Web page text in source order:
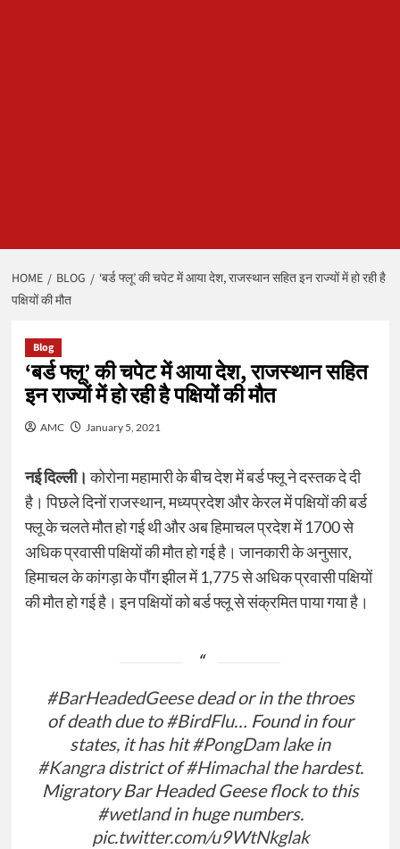
HOME BLOG
‘बर्ड फ्लू’ की चपेट में आया देश, राजस्थान सहित इन राज्यों में हो रही है
पक्षियों की मौत
Blog
‘बर्ड फ्लू’ की चपेट में आया देश, राजस्थान सहित
इन राज्यों में हो रही है पक्षियों की मौत
AMC January 5, 2021
नई दिल्ली। कोरोना महामारी के बीच देश में बर्ड फ्लू ने दस्तक दे दी
है। पिछले दिनों राजस्थान, मध्यप्रदेश और केरल में पक्षियों की बर्ड
फ्लू के चलते मौत हो गई थी और अब हिमाचल प्रदेश में 1700 से
अधिक प्रवासी पक्षियों की मौत हो गई है। जानकारी के अनुसार,
हिमाचल के कांगड़ा के पौंग झील में 1,775 से अधिक प्रवासी पक्षियों
की मौत हो गई है। इन पक्षियों को बर्ड फ्लू से संक्रमित पाया गया है।
#BarHeadedGeesedead or in the throes
of death due to#BirdFlu… Found in four
states, it has hit#PongDamlake in
#Kangradistrict of#Himachalthe hardest.
Migratory Bar Headed Geese flock to this
#wetlandin huge numbers.
pic.twitter.com/u9WtNkglak